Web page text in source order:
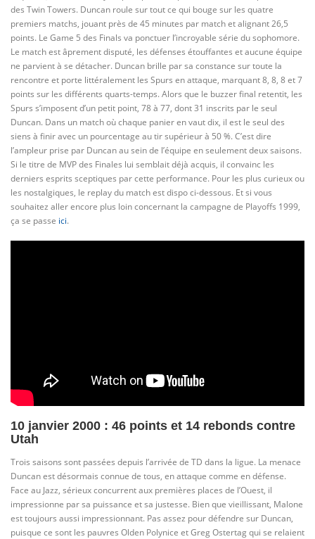
des Twin Towers. Duncan roule sur tout ce qui bouge sur les quatre
premiers matchs, jouant près de 45 minutes par match et alignant 26,5
points. Le Game 5 des Finals va ponctuer l’incroyable série du sophomore.
Le match est âprement disputé, les défenses étouffantes et aucune équipe
ne parvient à se détacher. Duncan brille par sa constance sur toute la
rencontre et porte littéralement les Spurs en attaque, marquant 8, 8, 8 et 7
points sur les différents quarts-temps. Alors que le buzzer final retentit, les
Spurs s’imposent d’un petit point, 78 à 77, dont 31 inscrits par le seul
Duncan. Dans un match où chaque panier en vaut dix, il est le seul des
siens à finir avec un pourcentage au tir supérieur à 50 %. C’est dire
l’ampleur prise par Duncan au sein de l’équipe en seulement deux saisons.
Si le titre de MVP des Finales lui semblait déjà acquis, il convainc les
derniers esprits sceptiques par cette performance. Pour les plus curieux ou
les nostalgiques, le replay du match est dispo ci-dessous. Et si vous
souhaitez aller encore plus loin concernant la campagne de Playoffs 1999,
ça se passe ici.
10 janvier 2000 : 46 points et 14 rebonds contre
Utah
Trois saisons sont passées depuis l’arrivée de TD dans la ligue. La menace
Duncan est désormais connue de tous, en attaque comme en défense.
Face au Jazz, sérieux concurrent aux premières places de l’Ouest, il
impressionne par sa puissance et sa justesse. Bien que vieillissant, Malone
est toujours aussi impressionnant. Pas assez pour défendre sur Duncan,
puisque ce sont les pauvres Olden Polynice et Greg Ostertag qui se relaient